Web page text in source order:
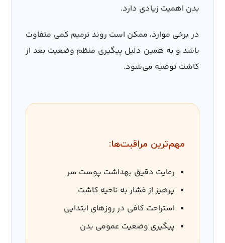
بدن اهمیت زیادی دارد.
در برخی موارد، ممکن است روند ترمیم کمی متفاوت
باشد و به همین دلیل پیگیری منظم وضعیت بعد از
کاشت توصیه می‌شود.
مهم‌ترین مراقبت‌ها:
رعایت دقیق بهداشت پوست سر
پرهیز از فشار به ناحیه کاشت
استراحت کافی در روزهای ابتدایی
پیگیری وضعیت عمومی بدن